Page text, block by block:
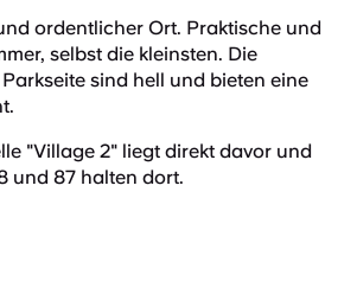
ordentlicher Ort. Praktische und
selbst die kleinsten. Die
sind hell und bieten eine
"Village 2" liegt direkt davor und
und 87 halten dort.